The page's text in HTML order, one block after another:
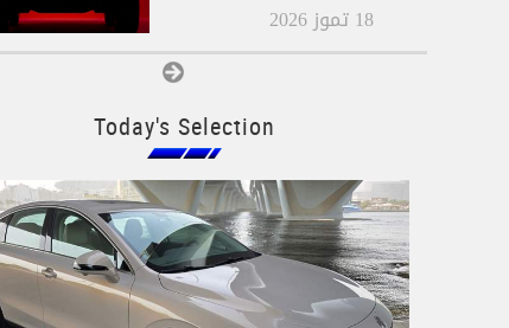
18 تموز 2026
Today's Selection